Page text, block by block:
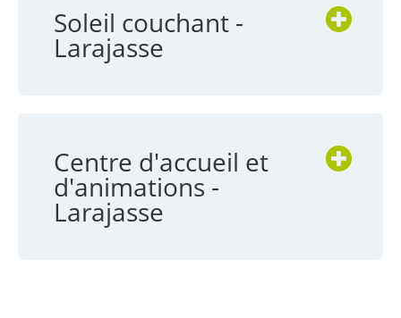
Soleil couchant -
Larajasse
Centre d'accueil et
d'animations -
Larajasse
Contact
Agenda